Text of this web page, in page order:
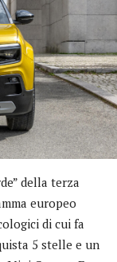
della terza
europeo
di cui fa
5 stelle e un